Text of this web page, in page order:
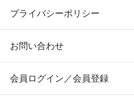
プライバシーポリシー
お問い合わせ
会員ログイン／会員登録